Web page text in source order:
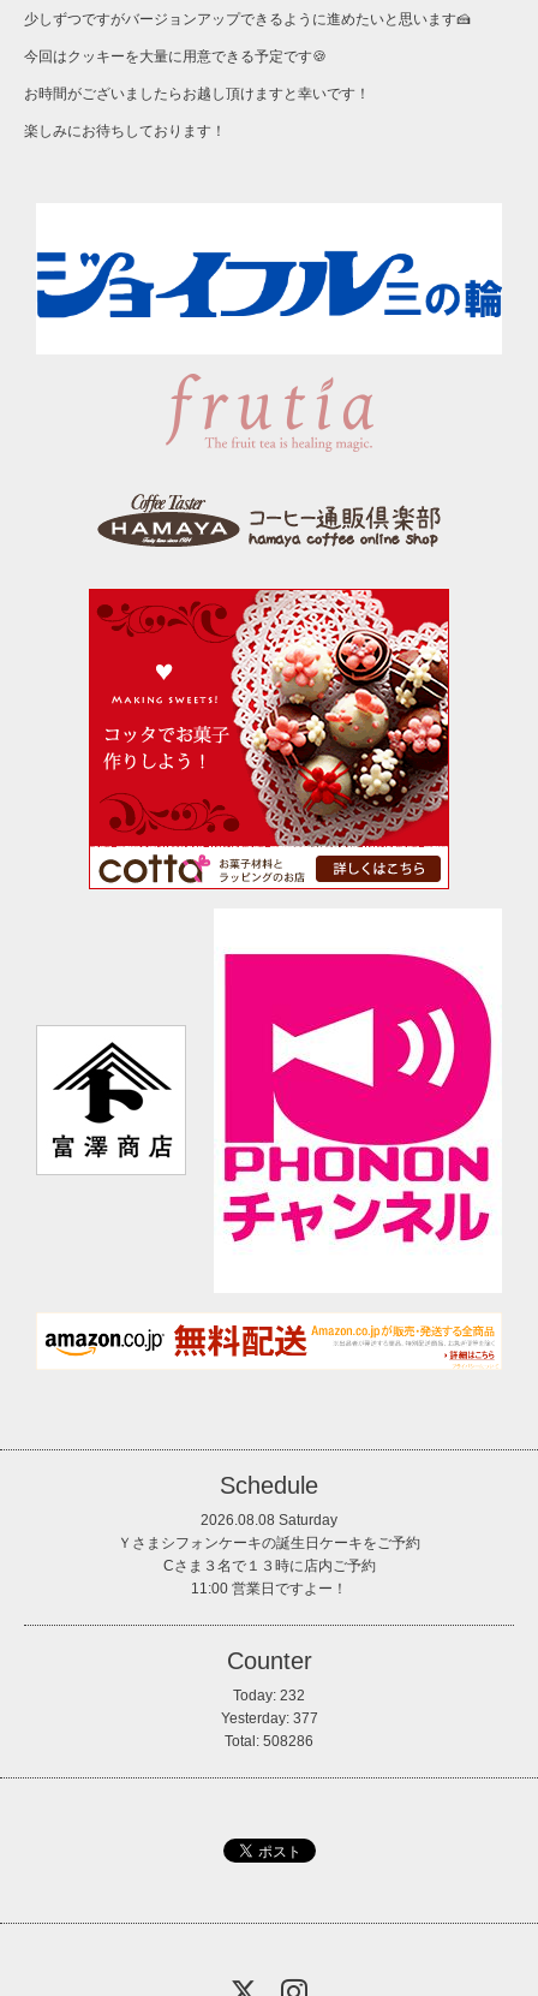
少しずつですがバージョンアップできるように進めたいと思います🍰
今回はクッキーを大量に用意できる予定です🍪
お時間がございましたらお越し頂けますと幸いです！
楽しみにお待ちしております！
Schedule
2026.08.08 Saturday
Ｙさまシフォンケーキの誕生日ケーキをご予約
Cさま３名で１３時に店内ご予約
11:00 営業日ですよー！
Counter
Today: 232
Yesterday: 377
Total: 508286